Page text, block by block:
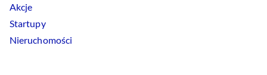
Akcje
Startupy
Nieruchomości